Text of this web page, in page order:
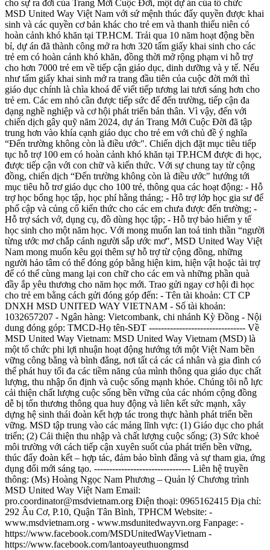
cho sự ra đời của Trang Mới Cuộc Đời, một dự án của tổ chức
MSD United Way Việt Nam với sứ mệnh thúc đẩy quyền được khai
sinh và các quyền cơ bản khác cho trẻ em và thanh thiếu niên có
hoàn cảnh khó khăn tại TP.HCM. Trải qua 10 năm hoạt động bền
bỉ, dự án đã thành công mở ra hơn 320 tấm giấy khai sinh cho các
trẻ em có hoàn cảnh khó khăn, đồng thời mở rộng phạm vi hỗ trợ
cho hơn 7000 trẻ em về tiếp cận giáo dục, dinh dưỡng và y tế. Nếu
như tấm giấy khai sinh mở ra trang đầu tiên của cuộc đời mới thì
giáo dục chính là chìa khoá để viết tiếp tương lai tươi sáng hơn cho
trẻ em. Các em nhỏ cần được tiếp sức để đến trường, tiếp cận đa
dạng nghề nghiệp và cơ hội phát triển bản thân. Vì vậy, đến với
chiến dịch gây quỹ năm 2024, dự án Trang Mới Cuộc Đời đã tập
trung hơn vào khía cạnh giáo dục cho trẻ em với chủ đề ý nghĩa
“Đến trường không còn là điều ước". Chiến dịch đặt mục tiêu tiếp
tục hỗ trợ 100 em có hoàn cảnh khó khăn tại TP.HCM được đi học,
được tiếp cận với con chữ và kiến thức. Với sự chung tay từ cộng
đồng, chiến dịch “Đến trường không còn là điều ước" hướng tới
mục tiêu hỗ trơ giáo dục cho 100 trẻ, thông qua các hoạt động: - Hỗ
trợ học bổng học tập, học phí hằng tháng; - Hỗ trợ lớp học gia sư để
phổ cập và củng cố kiến thức cho các em chưa được đến trường; -
Hỗ trợ sách vở, dụng cụ, đồ dùng học tập; - Hỗ trợ bảo hiểm y tế
học sinh cho một năm học. Với mong muốn lan toả tinh thần “người
từng ước mơ chắp cánh người sắp ước mơ", MSD United Way Việt
Nam mong muốn kêu gọi thêm sự hỗ trợ từ cộng đồng, những
người hảo tâm có thể đóng góp bằng hiện kim, hiện vật hoặc tài trợ
để có thể cùng mang lại con chữ cho các em và những phần quà
đầy ắp yêu thương cho năm học mới. Trao gửi ngay cơ hội đi học
cho trẻ em bằng cách gửi đóng góp đến: - Tên tài khoản: CT CP
DNXH MSD UNITED WAY VIETNAM - Số tài khoản:
1032657207 - Ngân hàng: Vietcombank, chi nhánh Kỳ Đồng - Nội
dung đóng góp: TMCD-Họ tên-SĐT -------------------------------- Về
MSD United Way Vietnam: MSD United Way Vietnam (MSD) là
một tổ chức phi lợi nhuận hoạt động hướng tới một Việt Nam bền
vững công bằng và bình đẳng, nơi tất cả các cá nhân và gia đình có
thể phát huy tối đa các tiềm năng của mình thông qua giáo dục chất
lượng, thu nhập ổn định và cuộc sống mạnh khỏe. Chúng tôi nỗ lực
cải thiện chất lượng cuộc sống bền vững của các nhóm cộng đồng
dễ bị tổn thương thông qua huy động và liên kết sức mạnh, xây
dựng hệ sinh thái đoàn kết hợp tác trong thực hành phát triển bền
vững. MSD tập trung vào các mảng lĩnh vực: (1) Giáo dục cho phát
triển; (2) Cải thiện thu nhập và chất lượng cuộc sống; (3) Sức khoẻ
môi trường với cách tiếp cận xuyên suốt của phát triển bền vững,
thúc đẩy đoàn kết – hợp tác, đảm bảo bình đẳng và sự tham gia, ứng
dụng đổi mới sáng tạo. -------------------------------- Liên hệ truyền
thông: (Ms) Hoàng Ngọc Nam Phương – Quản lý Chương trình
MSD United Way Việt Nam Email:
pro.coordinator@msdvietnam.org Điện thoại: 0965162415 Địa chỉ:
292 Âu Cơ, P.10, Quận Tân Bình, TPHCM Website: -
www.msdvietnam.org - www.msdunitedwayvn.org Fanpage: -
https://www.facebook.com/MSDUnitedWayVietnam -
https://www.facebook.com/lantoayeuthuongmsd